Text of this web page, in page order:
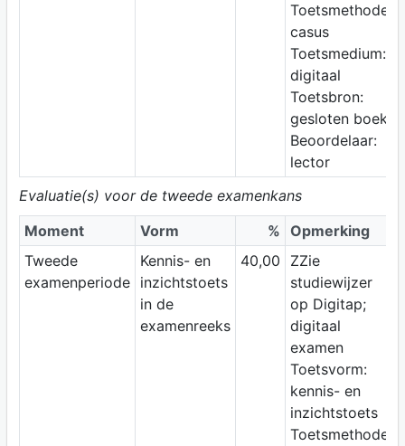
Toetsmethode:
casus
Toetsmedium:
digitaal
Toetsbron:
gesloten boek
Beoordelaar:
lector
Evaluatie(s) voor de tweede examenkans
Moment
Vorm % Opmerking
Tweede
examenperiode
Kennis- en
inzichtstoets
in de
examenreeks
40,00
ZZie
studiewijzer
op Digitap;
digitaal
examen
Toetsvorm:
kennis- en
inzichtstoets
Toetsmethode: